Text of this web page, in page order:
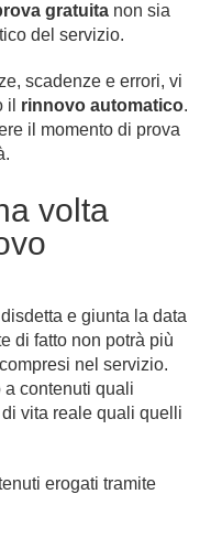
gratuita non sia
del servizio.
scadenze e errori, vi
il rinnovo automatico.
il momento di prova
volta
e giunta la data
di fatto non potrà più
nel servizio.
a contenuti quali
vita reale quali quelli
erogati tramite